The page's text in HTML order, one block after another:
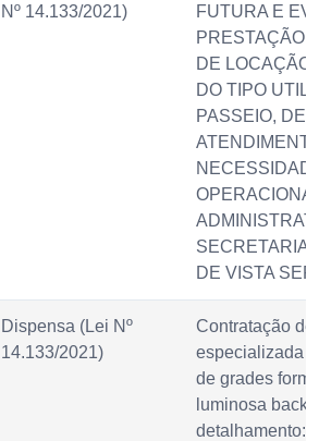
Nº 14.133/2021)
FUTURA E
PRESTAÇÃO
DE LOCAÇÃO
DO TIPO
PASSEIO,
DE VISTA
Dispensa (Lei Nº
14.133/2021)
Contratação
especializada
de grades
luminosa
detalhamento: